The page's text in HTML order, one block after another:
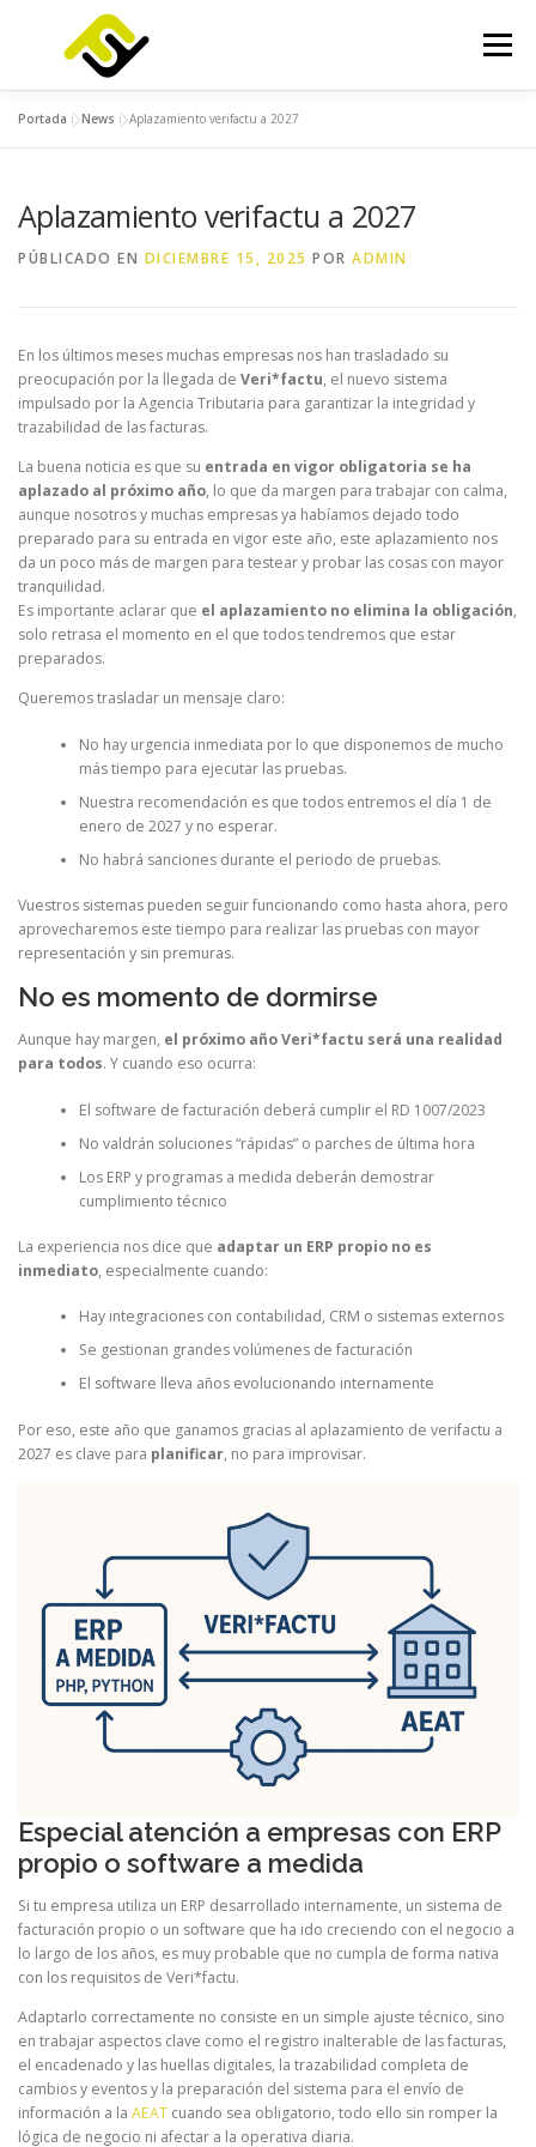
contenido
Menú
FOCUSLAB KIT DIGITAL KIT CONSULTING
Portada »News »Aplazamiento verifactu a 2027
Aplazamiento verifactu a 2027
PÚBLICADO EN DICIEMBRE 15, 2025 POR ADMIN
En los últimos meses muchas empresas nos han trasladado su
preocupación por la llegada de Veri*factu, el nuevo sistema
impulsado por la Agencia Tributaria para garantizar la integridad y
trazabilidad de las facturas.
La buena noticia es que su entrada en vigor obligatoria se ha
aplazado al próximo año, lo que da margen para trabajar con calma,
aunque nosotros y muchas empresas ya habíamos dejado todo
preparado para su entrada en vigor este año, este aplazamiento nos
da un poco más de margen para testear y probar las cosas con mayor
tranquilidad.
Es importante aclarar que el aplazamiento no elimina la obligación,
solo retrasa el momento en el que todos tendremos que estar
preparados.
Queremos trasladar un mensaje claro:
No hay urgencia inmediata por lo que disponemos de mucho
más tiempo para ejecutar las pruebas.
Nuestra recomendación es que todos entremos el día 1 de
enero de 2027 y no esperar.
No habrá sanciones durante el periodo de pruebas.
Vuestros sistemas pueden seguir funcionando como hasta ahora, pero
aprovecharemos este tiempo para realizar las pruebas con mayor
representación y sin premuras.
No es momento de dormirse
Aunque hay margen, el próximo año Veri*factu será una realidad
para todos. Y cuando eso ocurra:
El software de facturación deberá cumplir el RD 1007/2023
No valdrán soluciones “rápidas” o parches de última hora
Los ERP y programas a medida deberán demostrar
cumplimiento técnico
La experiencia nos dice que adaptar un ERP propio no es
inmediato, especialmente cuando:
Hay integraciones con contabilidad, CRM o sistemas externos
Se gestionan grandes volúmenes de facturación
El software lleva años evolucionando internamente
Por eso, este año que ganamos gracias al aplazamiento de verifactu a
2027 es clave para planificar, no para improvisar.
Especial atención a empresas con ERP
propio o software a medida
Si tu empresa utiliza un ERP desarrollado internamente, un sistema de
facturación propio o un software que ha ido creciendo con el negocio a
lo largo de los años, es muy probable que no cumpla de forma nativa
con los requisitos de Veri*factu.
Adaptarlo correctamente no consiste en un simple ajuste técnico, sino
en trabajar aspectos clave como el registro inalterable de las facturas,
el encadenado y las huellas digitales, la trazabilidad completa de
cambios y eventos y la preparación del sistema para el envío de
información a la AEAT cuando sea obligatorio, todo ello sin romper la
lógica de negocio ni afectar a la operativa diaria.